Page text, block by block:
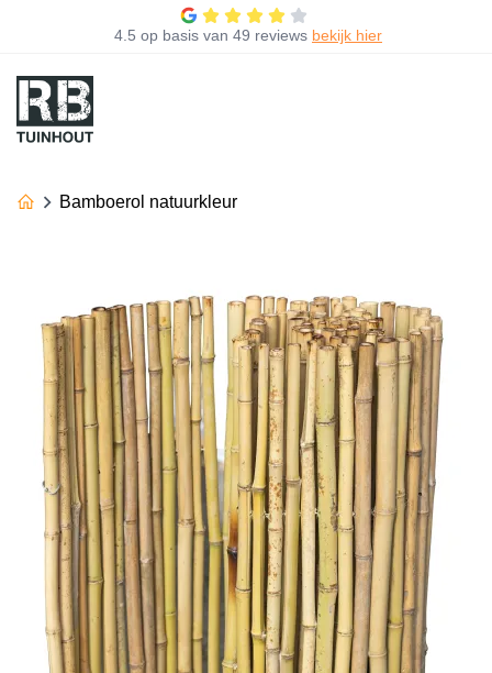
4.5 op basis van 49 reviews bekijk hier
Bamboerol natuurkleur